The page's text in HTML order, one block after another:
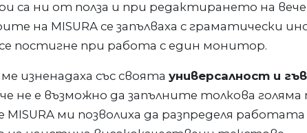
ни от полза и при редактирането на
на MISURA се запълваха с граматически
постигне при работа с един монитор.
изненадаха със своята универсалност и
не е възможно да запълните толкова
ми позволиха да разпределя